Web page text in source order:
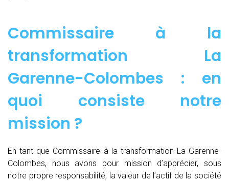
Commissaire à la
transformation La
Garenne-Colombes : en
quoi consiste notre
mission ?
En tant que Commissaire à la transformation La Garenne-
Colombes, nous avons pour mission d’apprécier, sous
notre propre responsabilité, la valeur de l’actif de la société